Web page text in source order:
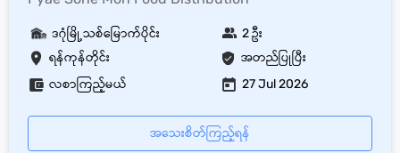
ရန်ကုန်တိုင်း အတည်ပြုပြီး
ဒဂုံမြို့သစ်မြောက်ပိုင်း 2 ဦး
လစာကြည့်မယ် 27 Jul 2026
အသေးစိတ်ကြည့်ရန်